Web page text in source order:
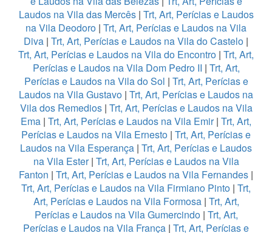
Laudos na Vila das Mercês| Trt, Art, Perícias e Laudos
na Vila Deodoro | Trt, Art, Perícias e Laudos na Vila
Diva | Trt, Art, Perícias e Laudos na Vila do Castelo |
Trt, Art, Perícias e Laudos na Vila do Encontro | Trt, Art,
Perícias e Laudos na Vila Dom Pedro II | Trt, Art,
Perícias e Laudos na Vila do Sol | Trt, Art, Perícias e
Laudos na Vila Gustavo | Trt, Art, Perícias e Laudos na
Vila dos Remedios| Trt, Art, Perícias e Laudos na Vila
Ema | Trt, Art, Perícias e Laudos na Vila Emir| Trt, Art,
Perícias e Laudos na Vila Ernesto | Trt, Art, Perícias e
Laudos na Vila Esperança | Trt, Art, Perícias e Laudos
na Vila Ester| Trt, Art, Perícias e Laudos na Vila
Fanton | Trt, Art, Perícias e Laudos na Vila Fernandes |
Trt, Art, Perícias e Laudos na Vila Firmiano Pinto | Trt,
Art, Perícias e Laudos na Vila Formosa| Trt, Art,
Perícias e Laudos na Vila Gumercindo| Trt, Art,
Perícias e Laudos na Vila França | Trt, Art, Perícias e